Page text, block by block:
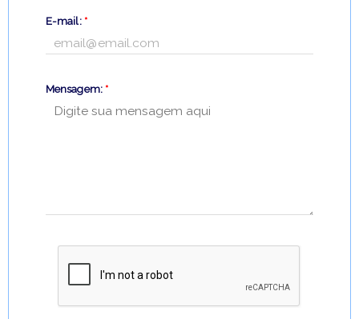
E-mail: *
Mensagem: *